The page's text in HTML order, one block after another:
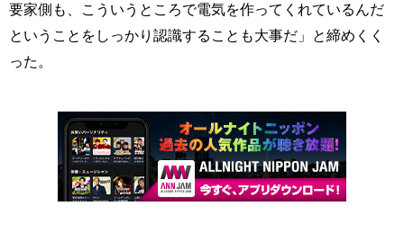
要家側も、こういうところで電気を作ってくれているんだ
ということをしっかり認識することも大事だ」と締めくく
った。